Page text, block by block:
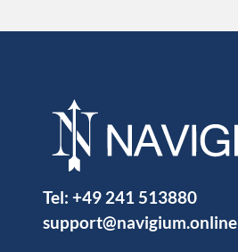
Tel: +49 241 513880
support@navigium.online